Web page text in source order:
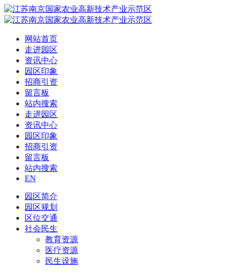
网站首页
走进园区
资讯中心
园区印象
招商引资
留言板
站内搜索
走进园区
资讯中心
园区印象
招商引资
留言板
站内搜索
EN
园区简介
园区规划
区位交通
社会民生
教育资源
医疗资源
民生设施